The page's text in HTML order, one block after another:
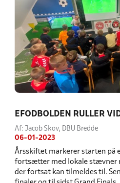
EFODBOLDEN RULLER
Af: Jacob Skov, DBU Bredde
06-01-2023
Årsskiftet markerer starten på
fortsætter med lokale stævner
der fortsat kan tilmeldes til.